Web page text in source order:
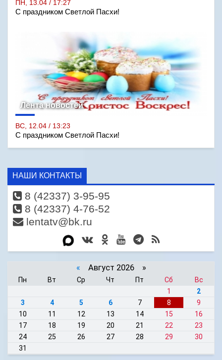
ПН, 13.04 / 17:27
С праздником Светлой Пасхи!
Лента новостей
ВС, 12.04 / 13:23
С праздником Светлой Пасхи!
НАШИ КОНТАКТЫ
8 (42337) 3-95-95
8 (42337) 4-76-52
lentatv@bk.ru
« Август 2026 »
Пн Вт Ср Чт Пт Сб
Вс
1
2
3
4 5 6 7 8
9
10
11 12 13 14 15
16
17
18 19 20 21 22
23
24
25 26 27 28 29
30
31